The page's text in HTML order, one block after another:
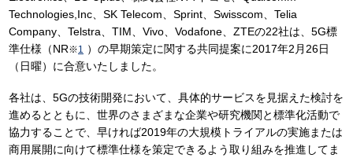
Technologies,Inc、SK Telecom、Sprint、Swisscom、Telia
Company、Telstra、TIM、Vivo、Vodafone、ZTEの22社は、5G標
準仕様（NR※1 ）の早期策定に関する共同提案に2017年2月26日
（日曜）に合意いたしました。
各社は、5Gの技術開発において、具体的サービスを見据えた検討を
進めるとともに、世界のさまざまな企業や研究機関と標準化活動で
協力することで、早ければ2019年の大規模トライアルの実施または
商用展開に向けて標準仕様を策定できるよう取り組みを推進してま